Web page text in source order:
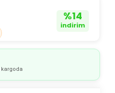
%14
indirim
kargoda